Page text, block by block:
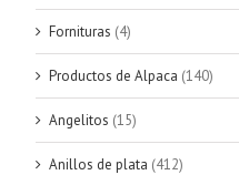
Fornituras (4)
Productos de Alpaca (140)
Angelitos (15)
Anillos de plata (412)